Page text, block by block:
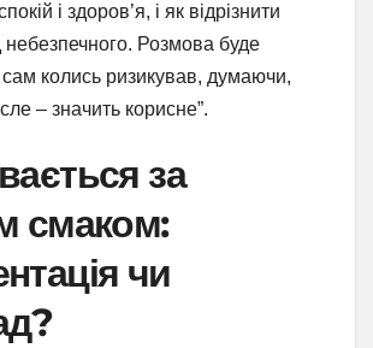
і здоров’я, і як відрізнити
небезпечного. Розмова буде
колись ризикував, думаючи,
– значить корисне”.
за
смаком:
чи